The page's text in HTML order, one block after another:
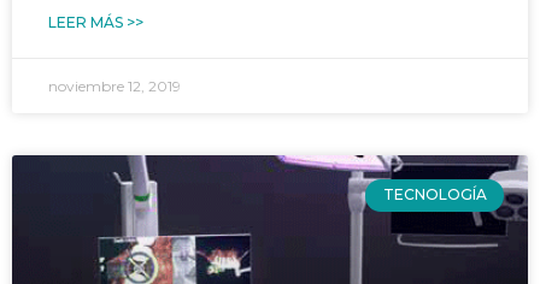
LEER MÁS >>
noviembre 12, 2019
TECNOLOGÍA